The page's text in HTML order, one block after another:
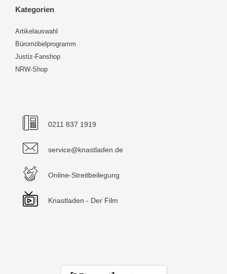
Kategorien
Artikelauswahl
Büromöbelprogramm
Justiz-Fanshop
NRW-Shop
0211 837 1919
service@knastladen.de
Online-Streitbeilegung
Knastladen - Der Film